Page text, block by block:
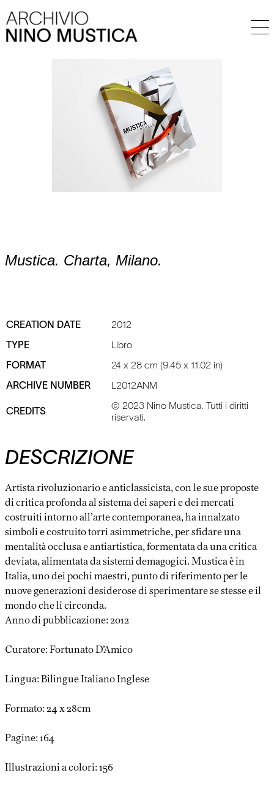
Mustica. Charta, Milano.
CREATION DATE 2012
TYPE Libro
FORMAT 24 x 28 cm (9.45 x 11.02 in)
ARCHIVE NUMBER L2012ANM
CREDITS
© 2023 Nino Mustica. Tutti i diritti
riservati.
DESCRIZIONE
Artista rivoluzionario e anticlassicista, con le sue proposte
di critica profonda al sistema dei saperi e dei mercati
costruiti intorno all’arte contemporanea, ha innalzato
simboli e costruito torri asimmetriche, per sfidare una
mentalità occlusa e antiartistica, formentata da una critica
deviata, alimentata da sistemi demagogici. Mustica è in
Italia, uno dei pochi maestri, punto di riferimento per le
nuove generazioni desiderose di sperimentare se stesse e il
mondo che li circonda.
Anno di pubblicazione: 2012
Curatore: Fortunato D’Amico
Lingua: Bilingue Italiano Inglese
Formato: 24 x 28cm
Pagine: 164
Illustrazioni a colori: 156